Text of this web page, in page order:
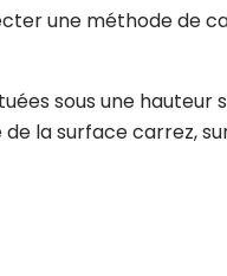
une méthode de
sous une hauteur
la surface carrez,